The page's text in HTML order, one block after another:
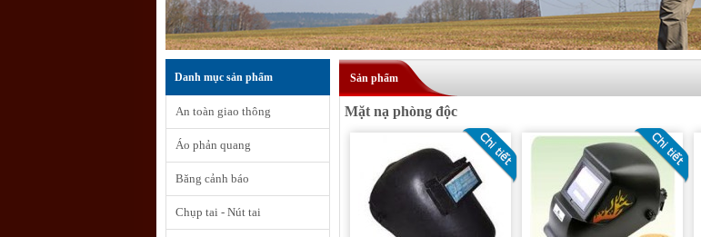
Danh mục sản phẩm
An toàn giao thông
Áo phản quang
Băng cảnh báo
Chụp tai - Nút tai
Sản phẩm
Mặt nạ phòng độc